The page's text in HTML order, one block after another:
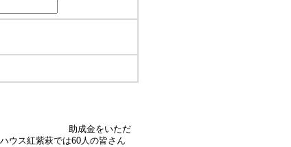
から 助成金をいただ
ウス紅紫萩では60人の皆さん